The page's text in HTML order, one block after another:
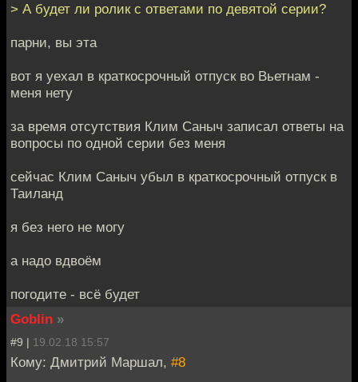
> А будет ли ролик с ответами по девятой серии?
парни, вы эта
вот я уехал в краткосрочный отпуск во Вьетнам -
меня нету
за время отсутствия Клим Саныч записал ответы на
вопросы по одной серии без меня
сейчас Клим Саныч убыл в краткосрочный отпуск в
Таиланд
я без него не могу
а надо вдвоём
погодите - всё будет
Goblin »
#9 | 19.02.18 15:57
Кому: Дмитрий Маршал, #8